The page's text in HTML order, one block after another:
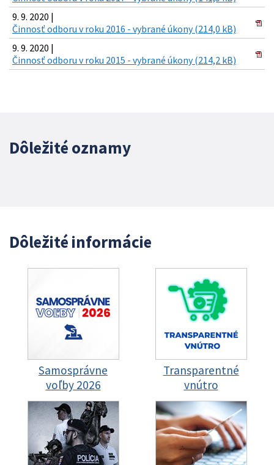
9. 9. 2020 |
Činnosť odboru v roku 2016 - vybrané úkony (214,0 kB)
9. 9. 2020 |
Činnosť odboru v roku 2015 - vybrané úkony (214,2 kB)
Dôležité oznamy
Dôležité informácie
Samosprávne
voľby 2026
Transparentné
vnútro